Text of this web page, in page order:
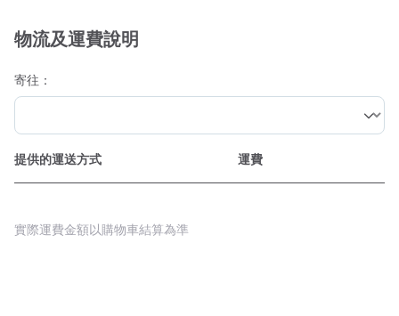
物流及運費說明
寄往：
提供的運送方式 運費
實際運費金額以購物車結算為準